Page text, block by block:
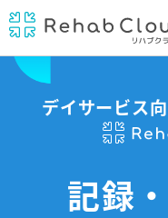
デイサービス
記録